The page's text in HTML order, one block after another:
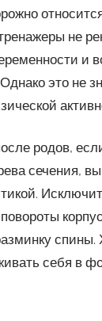
не
и
это не
родов,
сечения,
себя в